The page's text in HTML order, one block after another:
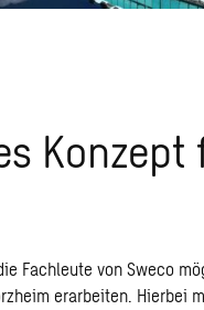
Konzept
Fachleute von Sweco
erarbeiten. Hierbei